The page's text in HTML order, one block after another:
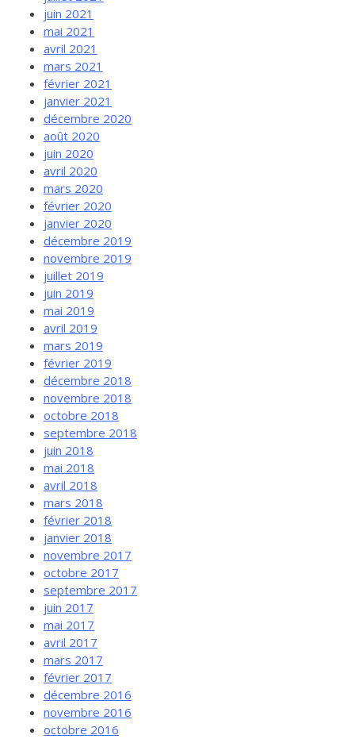
juin 2021
mai 2021
avril 2021
mars 2021
février 2021
janvier 2021
décembre 2020
août 2020
juin 2020
avril 2020
mars 2020
février 2020
janvier 2020
décembre 2019
novembre 2019
juillet 2019
juin 2019
mai 2019
avril 2019
mars 2019
février 2019
décembre 2018
novembre 2018
octobre 2018
septembre 2018
juin 2018
mai 2018
avril 2018
mars 2018
février 2018
janvier 2018
novembre 2017
octobre 2017
septembre 2017
juin 2017
mai 2017
avril 2017
mars 2017
février 2017
décembre 2016
novembre 2016
octobre 2016